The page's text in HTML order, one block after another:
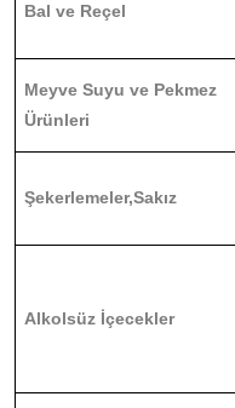
Bal ve Reçel
Meyve Suyu ve Pekmez
Ürünleri
Şekerlemeler,Sakız
Alkolsüz İçecekler